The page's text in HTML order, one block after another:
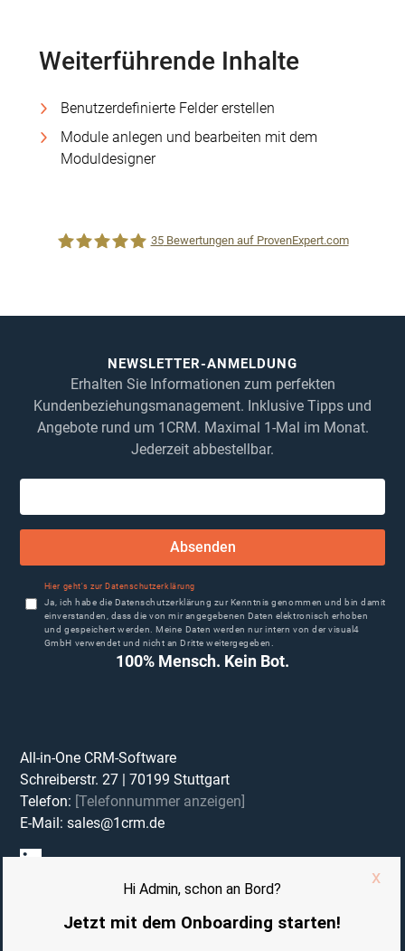
Weiterführende Inhalte
Benutzerdefinierte Felder erstellen
Module anlegen und bearbeiten mit dem
Moduldesigner
35Bewertungen auf ProvenExpert.com
NEWSLETTER-ANMELDUNG
Erhalten Sie Informationen zum perfekten
Kundenbeziehungsmanagement. Inklusive Tipps und
Angebote rund um 1CRM. Maximal 1-Mal im Monat.
Jederzeit abbestellbar.
Absenden
Hier geht's zur Datenschutzerklärung
Ja, ich habe die Datenschutzerklärung zur Kenntnis genommen und bin damit
einverstanden, dass die von mir angegebenen Daten elektronisch erhoben
und gespeichert werden. Meine Daten werden nur intern von der visual4
GmbH verwendet und nicht an Dritte weitergegeben.
100% Mensch. Kein Bot.
All-in-One CRM-Software
Schreiberstr. 27 |70199 Stuttgart
Telefon: [Telefonnummer anzeigen]
E-Mail:sales@1crm.de
Datenschutzerklärung